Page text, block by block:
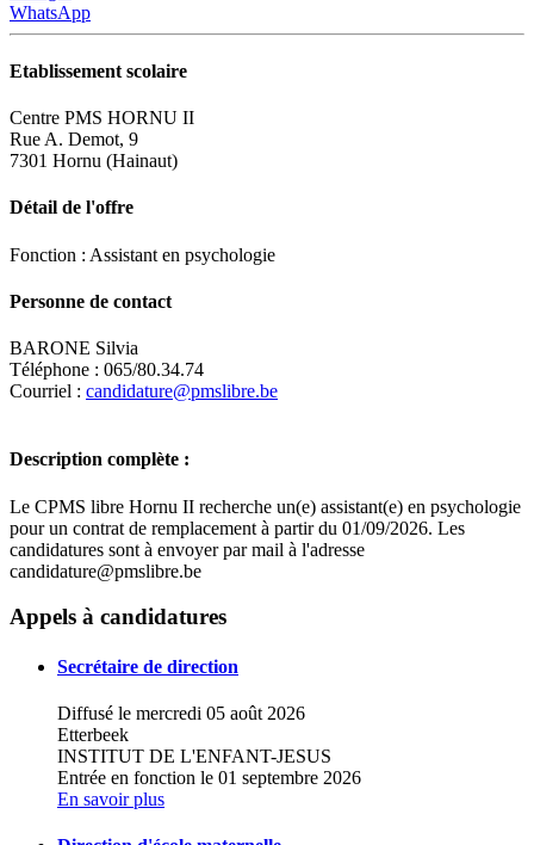
WhatsApp
Etablissement scolaire
Centre PMS HORNU II
Rue A. Demot, 9
7301 Hornu (Hainaut)
Détail de l'offre
Fonction : Assistant en psychologie
Personne de contact
BARONE Silvia
Téléphone : 065/80.34.74
Courriel : candidature@pmslibre.be
Description complète :
Le CPMS libre Hornu II recherche un(e) assistant(e) en psychologie
pour un contrat de remplacement à partir du 01/09/2026. Les
candidatures sont à envoyer par mail à l'adresse
candidature@pmslibre.be
Centre PMS HORNU II
+
Leaflet
Appels à candidatures
Secrétaire de direction
Diffusé le mercredi 05 août 2026
Etterbeek
INSTITUT DE L'ENFANT-JESUS
Entrée en fonction le 01 septembre 2026
En savoir plus